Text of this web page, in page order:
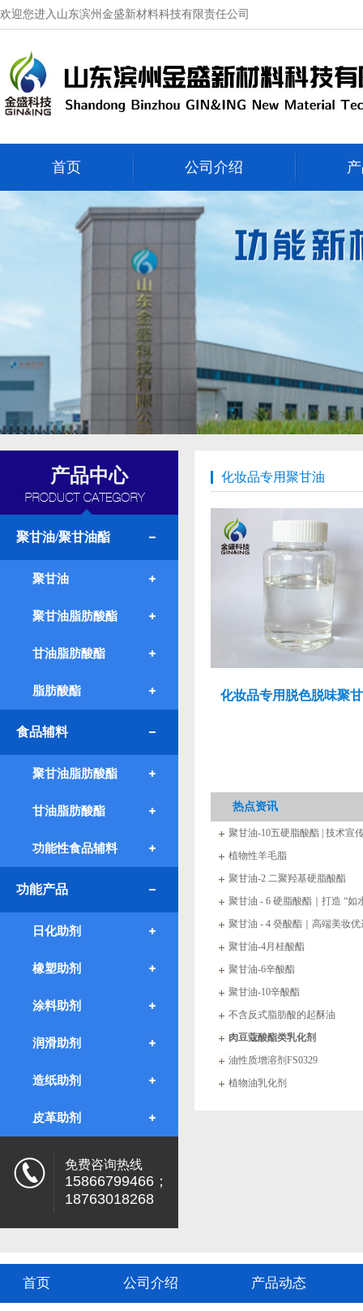
欢迎您进入山东滨州金盛新材料科技有限责任公司
首页 公司介绍
产品中心
聚甘油/聚甘油酯
聚甘油
聚甘油脂肪酸酯
甘油脂肪酸酯
脂肪酸酯
食品辅料
聚甘油脂肪酸酯
甘油脂肪酸酯
功能性食品辅料
功能产品
日化助剂
橡塑助剂
涂料助剂
润滑助剂
造纸助剂
皮革助剂
免费咨询热线
15866799466；
18763018268
化妆品专用聚甘油
化妆品专用脱色脱味聚
热点资讯
聚甘油-10五硬脂酸酯 | 技术宣
植物性羊毛脂
聚甘油-2 二聚羟基硬脂酸酯
聚甘油 - 6 硬脂酸酯｜打造 “如
聚甘油 - 4 癸酸酯｜高端美妆
聚甘油-4月桂酸酯
聚甘油-6辛酸酯
聚甘油-10辛酸酯
不含反式脂肪酸的起酥油
肉豆蔻酸酯类乳化剂
油性质增溶剂FS0329
植物油乳化剂
首页 公司介绍 产品动态